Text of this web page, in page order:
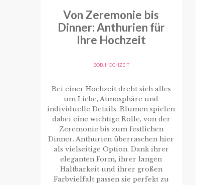
Von Zeremonie bis
Dinner: Anthurien für
Ihre Hochzeit
BOB, HOCHZEIT
Bei einer Hochzeit dreht sich alles
um Liebe, Atmosphäre und
individuelle Details. Blumen spielen
dabei eine wichtige Rolle, von der
Zeremonie bis zum festlichen
Dinner. Anthurien überraschen hier
als vielseitige Option. Dank ihrer
eleganten Form, ihrer langen
Haltbarkeit und ihrer großen
Farbvielfalt passen sie perfekt zu